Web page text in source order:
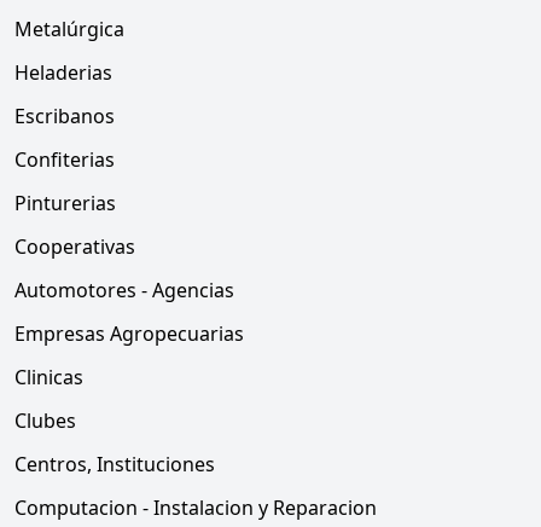
Metalúrgica
Heladerias
Escribanos
Confiterias
Pinturerias
Cooperativas
Automotores - Agencias
Empresas Agropecuarias
Clinicas
Clubes
Centros, Instituciones
Computacion - Instalacion y Reparacion